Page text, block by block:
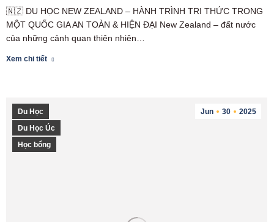
🇳🇿 DU HỌC NEW ZEALAND – HÀNH TRÌNH TRI THỨC TRONG
MỘT QUỐC GIA AN TOÀN & HIỆN ĐẠI New Zealand – đất nước
của những cảnh quan thiên nhiên…
Xem chi tiết
Jun 30 2025
Du Học
Du Học Úc
Học bổng